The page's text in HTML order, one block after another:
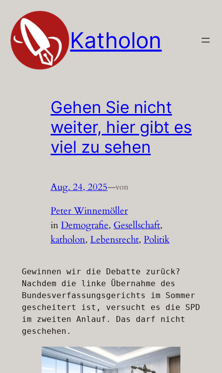
Inhalt
springen
Katholon
Gehen Sie nicht
weiter, hier gibt es
viel zu sehen
Aug. 24, 2025—von
Peter Winnemöller
inDemografie, Gesellschaft
katholon, Lebensrecht, Politik
Gewinnen wir die Debatte zurück?
Nachdem die linke Übernahme des
Bundesverfassungsgerichts im Sommer
gescheitert ist, versucht es die SPD
im zweiten Anlauf. Das darf nicht
geschehen.